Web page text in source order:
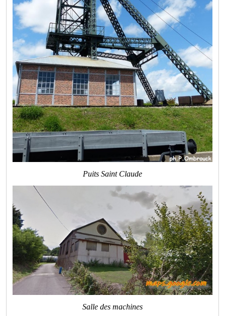
Puits Saint Claude
Salle des machines